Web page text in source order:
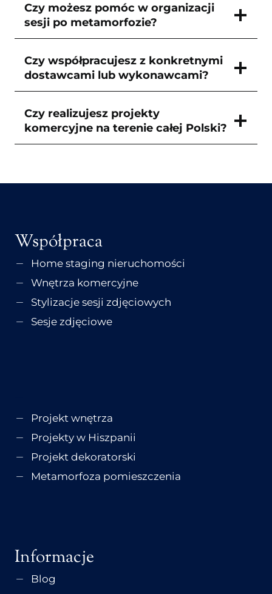
Czy możesz pomóc w organizacji
sesji po metamorfozie?
Czy współpracujesz z konkretnymi
dostawcami lub wykonawcami?
Czy realizujesz projekty
komercyjne na terenie całej Polski?
Współpraca
Home staging nieruchomości
Wnętrza komercyjne
Stylizacje sesji zdjęciowych
Sesje zdjęciowe
Projekt wnętrza
Projekty w Hiszpanii
Projekt dekoratorski
Metamorfoza pomieszczenia
Informacje
Blog